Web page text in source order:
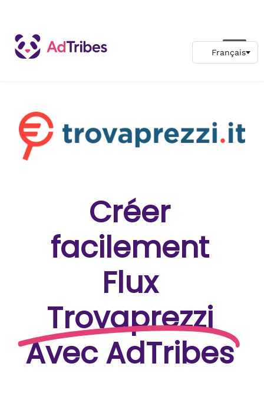
Créer
facilement
Flux
Trovaprezzi
Avec AdTribes